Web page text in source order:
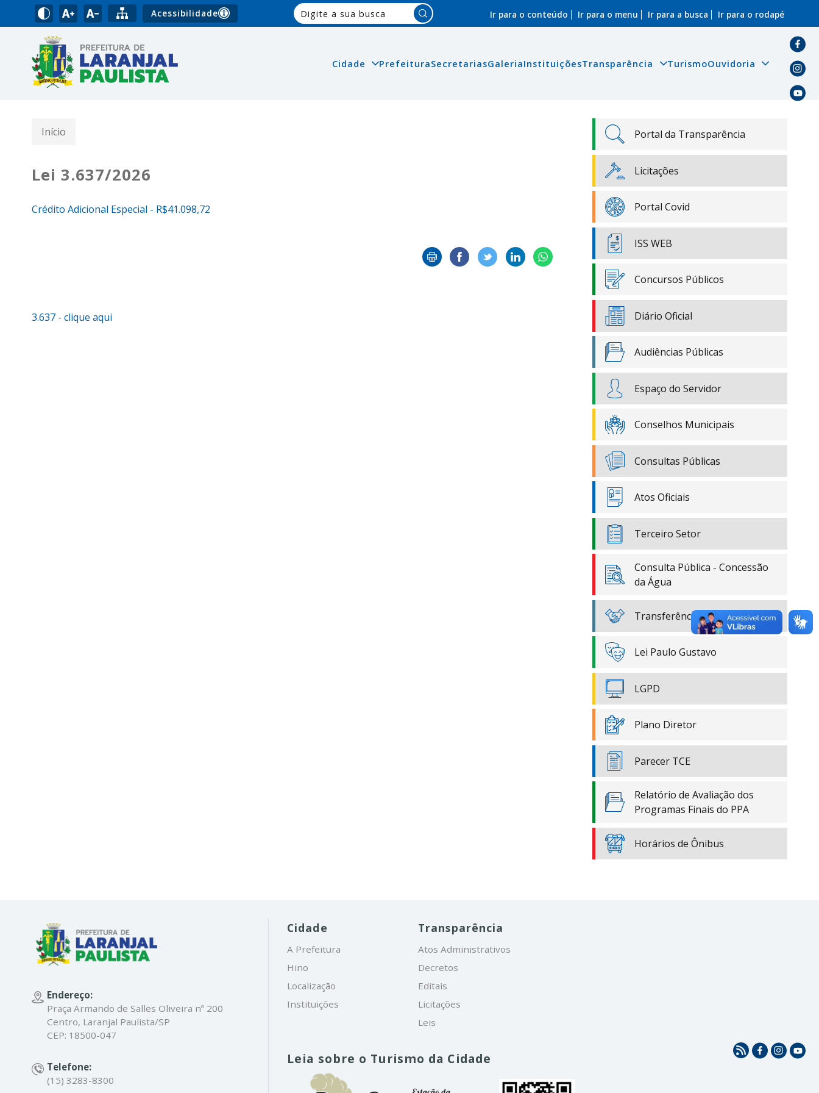
Acessibilidade Pesquisar: Ir para o conteúdo Ir para o menu Ir para a busca Ir para o rodapé
Cidade PrefeituraSecretariasGaleriaInstituiçõesTransparência TurismoOuvidoria
Início
Lei 3.637/2026
Crédito Adicional Especial - R$41.098,72
3.637 - clique aqui
Portal da Transparência
Licitações
Portal Covid
ISS WEB
Concursos Públicos
Diário Oficial
Audiências Públicas
Espaço do Servidor
Conselhos Municipais
Consultas Públicas
Atos Oficiais
Terceiro Setor
Consulta Pública - Concessão
da Água
Transferências Especiais
Lei Paulo Gustavo
LGPD
Plano Diretor
Parecer TCE
Relatório de Avaliação dos
Programas Finais do PPA
Horários de Ônibus
Endereço:
Praça Armando de Salles Oliveira nº 200
Centro, Laranjal Paulista/SP
CEP: 18500-047
Telefone:
(15) 3283-8300
Cidade
A Prefeitura
Hino
Localização
Instituições
Transparência
Atos Administrativos
Decretos
Editais
Licitações
Leis
Leia sobre o Turismo da Cidade